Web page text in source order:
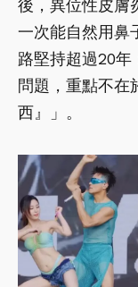
後，異位性皮膚
一次能自然用鼻
路堅持超過20
問題，重點不在
西』」。